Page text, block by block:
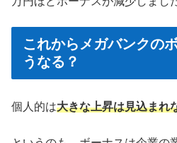
これからメガバンクの
うなる？
個人的は大きな上昇は見込まれ